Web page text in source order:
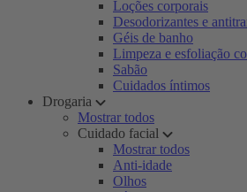
Loções corporais
Desodorizantes e
Géis de banho
Limpeza e esfoliação
Sabão
Cuidados íntimos
Drogaria
Mostrar todos
Cuidado facial
Mostrar todos
Anti-idade
Olhos